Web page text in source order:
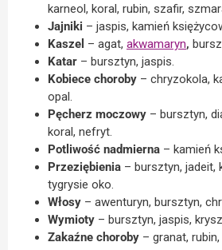
karneol, koral, rubin, szafir,
Jajniki – jaspis, kamień
Kaszel – agat, akwamaryn,
Katar – bursztyn, jaspis.
Kobiece choroby – chryzokola,
opal.
Pęcherz moczowy – bursztyn,
koral, nefryt.
Potliwość nadmierna – kamień
Przeziębienia – bursztyn, jadeit,
tygrysie oko.
Włosy – awenturyn, bursztyn,
Wymioty – bursztyn, jaspis,
Zakaźne choroby – granat,